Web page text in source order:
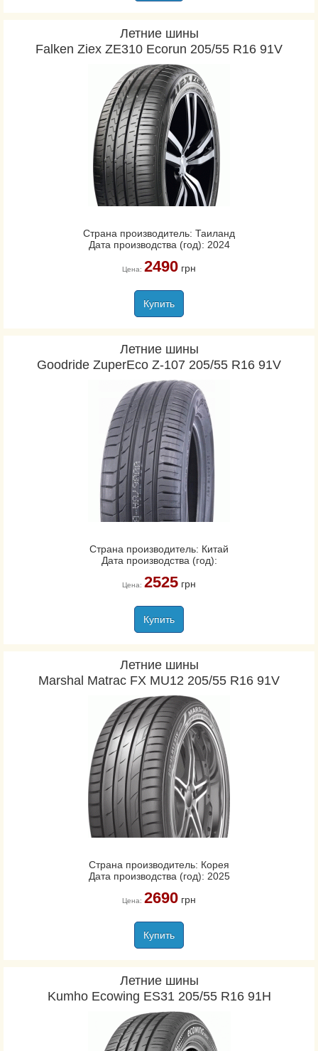
Летние шины
Falken Ziex ZE310 Ecorun 205/55 R16 91V
Страна производитель: Таиланд
Дата производства (год): 2024
Цена: 2490грн
Купить
Летние шины
Goodride ZuperEco Z-107 205/55 R16 91V
Страна производитель: Китай
Дата производства (год):
Цена: 2525грн
Купить
Летние шины
Marshal Matrac FX MU12 205/55 R16 91V
Страна производитель: Корея
Дата производства (год): 2025
Цена: 2690грн
Купить
Летние шины
Kumho Ecowing ES31 205/55 R16 91H